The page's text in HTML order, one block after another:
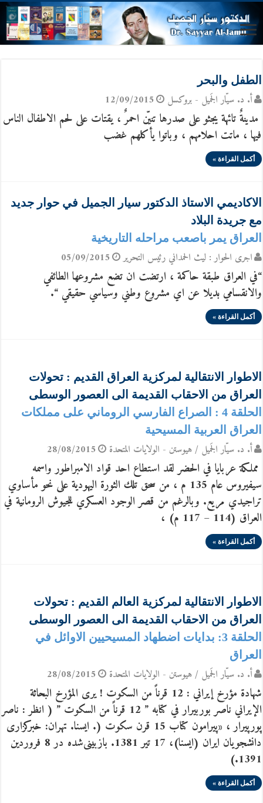
الطفل والبحر
أ. د. سيّار الجَميل - بروكسل 12/09/2015
مدينةٌ تائهة يجثو على صدرها تنيّن احمرٌ ، يقتات على لحم الاطفال الناس
فيها ، ماتت احلامهم ، وباتوا يأكلهم غضب
أكمل القراءة »
الاكاديمي الاستاذ الدكتور سيار الجميل في حوار جديد
مع جريدة البلاد
العراق يمر باصعب مراحله التاريخية
اجرى الحوار : ليث الحمداني رئيس التحرير 05/09/2015
“في العراق طبقة حاكمة ، ارتضت ان تضع مشروعها الطائفي
والانقسامي بديلا عن اي مشروع وطني وسياسي حقيقي “.
أكمل القراءة »
الاطوار الانتقالية لمركزية العراق القديم : تحولات
العراق من الاحقاب القديمة الى العصور الوسطى
الحلقة 4 : الصراع الفارسي الروماني على مملكات
العراق العربية المسيحية
أ. د. سيّار الجَميل / هيوستن - الولايات المتحدة 28/08/2015
مملكة عربايا في الحضر لقد استطاع احد قواد الامبراطور واسمه
سيفيروس عام 135 م ، من سحق تلك الثورة اليهودية على نحو مأساوي
تراجيدي مريع. وبالرغم من قصر الوجود العسكري للجيوش الرومانية في
العراق (114 – 117 م) ،
أكمل القراءة »
الاطوار الانتقالية لمركزية العالم القديم : تحولات
العراق من الاحقاب القديمة الى العصور الوسطى
الحلقة 3: بدايات اضطهاد المسيحيين الاوائل في
العراق
أ. د. سيّار الجَميل / هيوستن - الولايات المتحدة 28/08/2015
شهادة مؤرخ إيراني : 12 قرناً من السكوت ! يرى المؤرخ البحاثة
الإيراني ناصر بوربيرار في كتابه ” 12 قرناً من السكوت ” ( انظر : ناصر
پورپيرار ، «پیرامون كتاب 15 قرن سكوت (. ایسنا. تهران: خبركزاری
دانشجویان ایران (ایسنا)، 17 تیر 1381. بازبینی‌شده در 8 فروردین
1391.)
أكمل القراءة »